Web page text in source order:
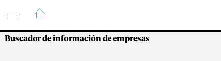
Guía de Empresas Colombianas
Buscador de información de empresas